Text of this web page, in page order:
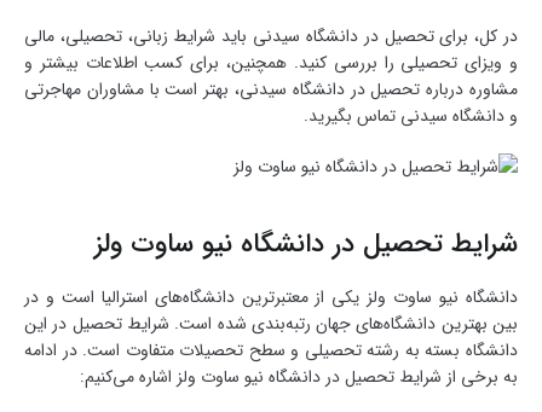
در کل، برای تحصیل در دانشگاه سیدنی باید شرایط زبانی، تحصیلی، مالی
و ویزای تحصیلی را بررسی کنید. همچنین، برای کسب اطلاعات بیشتر و
مشاوره درباره تحصیل در دانشگاه سیدنی، بهتر است با مشاوران مهاجرتی
و دانشگاه سیدنی تماس بگیرید.
شرایط تحصیل در دانشگاه نیو ساوت ولز
دانشگاه نیو ساوت ولز یکی از معتبرترین دانشگاه‌های استرالیا است و در
بین بهترین دانشگاه‌های جهان رتبه‌بندی شده است. شرایط تحصیل در این
دانشگاه بسته به رشته تحصیلی و سطح تحصیلات متفاوت است. در ادامه
به برخی از شرایط تحصیل در دانشگاه نیو ساوت ولز اشاره می‌کنیم: